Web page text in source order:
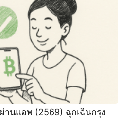
านแอพ (2569) ฉุกเฉินกรุง